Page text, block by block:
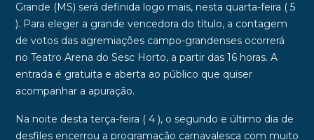
Grande (MS) será definida logo mais, nesta quarta-feira ( 5
). Para eleger a grande vencedora do título, a contagem
de votos das agremiações campo-grandenses ocorrerá
no Teatro Arena do Sesc Horto, a partir das 16 horas. A
entrada é gratuita e aberta ao público que quiser
acompanhar a apuração.
Na noite desta terça-feira ( 4 ), o segundo e último dia de
desfiles encerrou a programação carnavalesca com muito